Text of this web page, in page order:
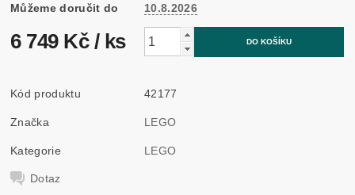
Můžeme doručit do 10.8.2026
6 749 Kč / ks
Kód produktu 42177
Značka LEGO
Kategorie LEGO
Dotaz